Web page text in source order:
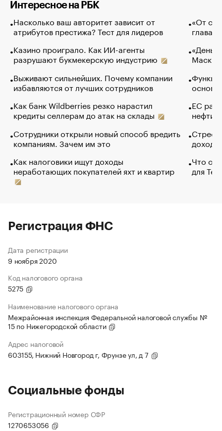
Интересное на РБК
Насколько ваш авторитет зависит от
атрибутов престижа? Тест для лидеров
Казино проиграло. Как ИИ-агенты
разрушают букмекерскую индустрию
Выживают сильнейших. Почему компании
избавляются от лучших сотрудников
Как банк Wildberries резко нарастил
кредиты селлерам до атак на склады
Сотрудники открыли новый способ вредить
компаниям. Зачем им это
Как налоговики ищут доходы
неработающих покупателей яхт и квартир
«От
глава
Маск в
основ
ЕС
нефти
Что
для
Регистрация ФНС
Дата регистрации
9 ноября 2020
Код налогового органа
5275
Наименование налогового органа
Межрайонная инспекция Федеральной налоговой службы №
15 по Нижегородской области
Адрес налоговой
603155, Нижний Новгород г, Фрунзе ул, д 7
Социальные фонды
Регистрационный номер СФР
1270653056